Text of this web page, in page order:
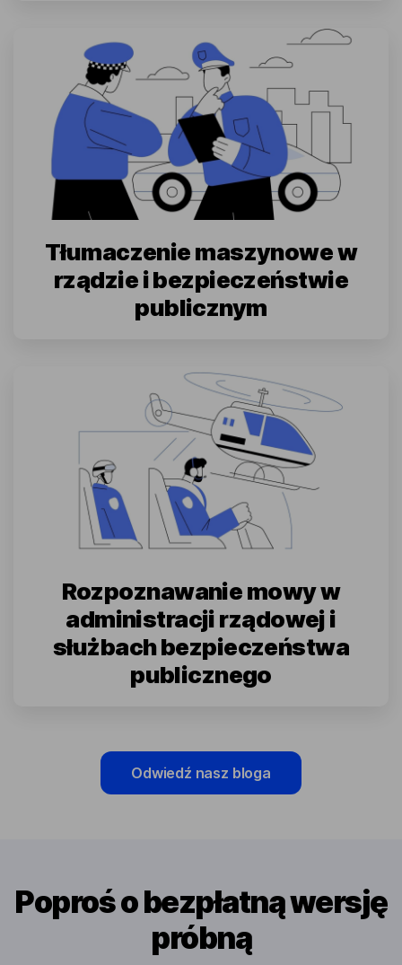
Tłumaczenie maszynowe w
rządzie i bezpieczeństwie
publicznym
Rozpoznawanie mowy w
administracji rządowej i
służbach bezpieczeństwa
publicznego
Odwiedź nasz bloga
Poproś o bezpłatną wersję
próbną